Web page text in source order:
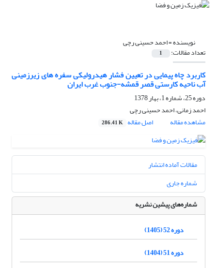
نویسنده =احمد حسینی رچی
تعداد مقالات: 1
کاربرد چاه پیمایی در تعیین فشار هیدرولیکی سفره های زیرزمینی
آب ناحیه کارستی قصر قمشه-جنوب غرب ایران
دوره 25، شماره 1، بهار 1378
احمد زمانی، احمد حسینی رچی
مشاهده مقاله
اصل مقاله 286.41 K
مقالات آماده انتشار
شماره جاری
شماره‌های پیشین نشریه
دوره 52 (1405)
دوره 51 (1404)